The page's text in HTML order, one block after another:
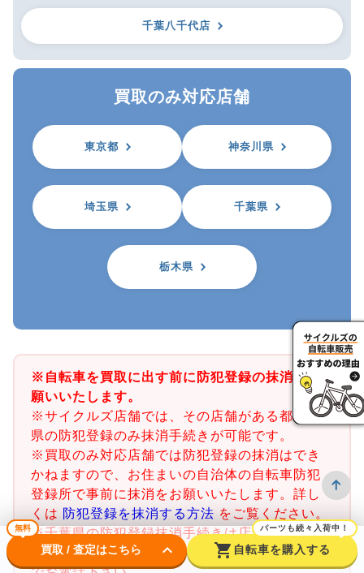
千葉八千代店
買取のみ対応店舗
東京都 神奈川県
埼玉県 千葉県
栃木県
※自転車を買取に出す前に防犯登録の抹消をお
願いいたします。
※サイクルズ店舗では、その店舗がある都道府
県の防犯登録のみ抹消手続きが可能です。
※買取のみ対応店舗では防犯登録の抹消はでき
かねますので、お住まいの自治体の自転車防犯
登録所で事前に抹消をお願いいたします。詳し
くは 防犯登録を抹消する方法 をご覧ください。
※千葉県の防犯登録抹消手続きは店舗で行うこ
とができません。千葉県内の警察署又は交番ま
無料
買取 / 査定はこちら keyboard_arrow_down shopping_cart
パーツも続々入荷中！
自転車を購入する